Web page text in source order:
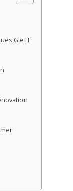
G et F